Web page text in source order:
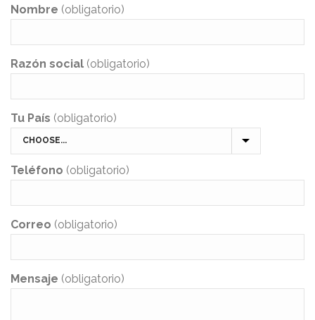
Nombre (obligatorio)
Razón social (obligatorio)
Tu País (obligatorio)
Teléfono (obligatorio)
Correo (obligatorio)
Mensaje (obligatorio)